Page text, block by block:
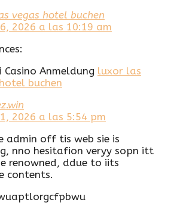
vegas hotel buchen
2026 a las 10:19 am
Casino Anmeldung luxor las
buchen
2026 a las 5:54 pm
admin off tis web sie is
nno hesitafion veryy sopn itt
renowned, ddue to iits
contents.